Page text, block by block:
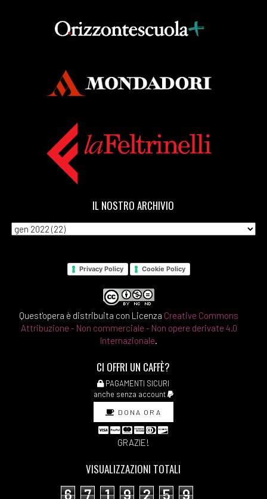
IL NOSTRO ARCHIVIO
Privacy Policy Cookie Policy
Quest'opera è distribuita con Licenza Creative Commons
Attribuzione - Non commerciale - Non opere derivate 4.0
Internazionale.
CI OFFRI UN CAFFÈ?
PAGAMENTI SICURI
anche senza account
DONA ORA
GRAZIE!
VISUALIZZAZIONI TOTALI
6 7 1 9 2 5 9